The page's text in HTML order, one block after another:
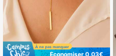
Économiser 0,03€